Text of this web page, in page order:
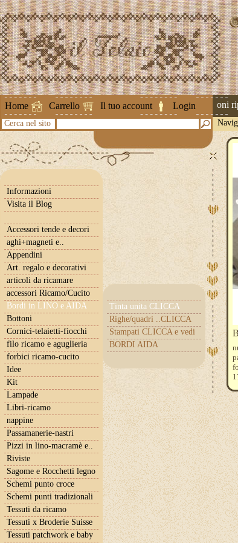
Home Carrello Il tuo account Login
Attenzione ! Le spedizioni
Cerca nel sito
cm.
Informazioni
Visita il Blog
Accessori tende e decori
aghi+magneti e..
Appendini
Art. regalo e decorativi
articoli da ricamare
accessori Ricamo/Cucito
Bordi in LINO e AIDA
Tinta unita CLICCA
Righe/quadri ..CLICCA
Stampati CLICCA e vedi
BORDI AIDA
Bottoni
Cornici-telaietti-fiocchi
filo ricamo e aguglieria
forbici ricamo-cucito
Idee
Kit
Lampade
Libri-ricamo
nappine
Passamanerie-nastri
Pizzi in lino-macramè e..
Riviste
Sagome e Rocchetti legno
Schemi punto croce
Schemi punti tradizionali
Tessuti da ricamo
Tessuti x Broderie Suisse
Tessuti patchwork e baby